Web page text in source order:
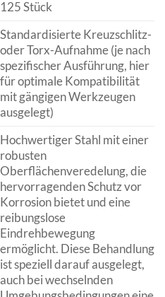
125 Stück
Standardisierte Kreuzschlitz-
oder Torx-Aufnahme (je nach
spezifischer Ausführung, hier
für optimale Kompatibilität
mit gängigen Werkzeugen
ausgelegt)
Hochwertiger Stahl mit einer
robusten
Oberflächenveredelung, die
hervorragenden Schutz vor
Korrosion bietet und eine
reibungslose
Eindrehbewegung
ermöglicht. Diese Behandlung
ist speziell darauf ausgelegt,
auch bei wechselnden